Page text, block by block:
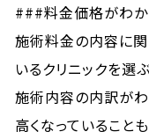
###料金価格がわか
施術料金の内容に関
いるクリニックを選
施術内容の内訳がわ
高くなっていること